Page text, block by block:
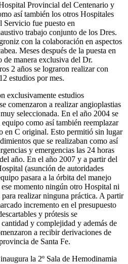
Provincial del Centenario y
así también los otros Hospitales
Servicio fue puesto en
trabajo conjunto de los Dres.
con la colaboración en aspectos
Meses después de la puesta en
de manera exclusiva del Dr.
2 años se lograron realizar con
estudios por mes.
exclusivamente estudios
comenzaron a realizar angioplastias
seleccionada. En el año 2004 se
como así también reemplazar
en C original. Esto permitió sin lugar
que se realizaban como así
y emergencias las 24 horas
año. En el año 2007 y a partir del
(asunción de autoridades
pasara a la órbita del manejo
momento ningún otro Hospital ni
realizar ninguna práctica. A partir
incremento en el presupuesto
y prótesis se
y complejidad y además de
a recibir derivaciones de
de Santa Fe.
la 2º Sala de Hemodinamia